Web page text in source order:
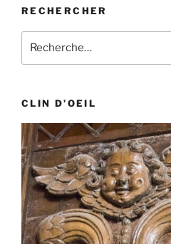
RECHERCHER
pour
CLIN D’OEIL